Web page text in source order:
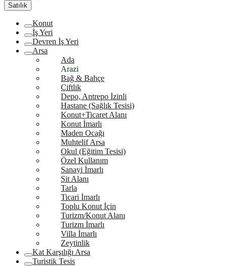
Satılık
Konut
İş Yeri
Devren İş Yeri
Arsa
Ada
Arazi
Bağ & Bahçe
Çiftlik
Depo, Antrepo İzinli
Hastane (Sağlık Tesisi)
Konut+Ticaret Alanı
Konut İmarlı
Maden Ocağı
Muhtelif Arsa
Okul (Eğitim Tesisi)
Özel Kullanım
Sanayi İmarlı
Sit Alanı
Tarla
Ticari İmarlı
Toplu Konut İçin
Turizm/Konut Alanı
Turizm İmarlı
Villa İmarlı
Zeytinlik
Kat Karşılığı Arsa
Turistik Tesis